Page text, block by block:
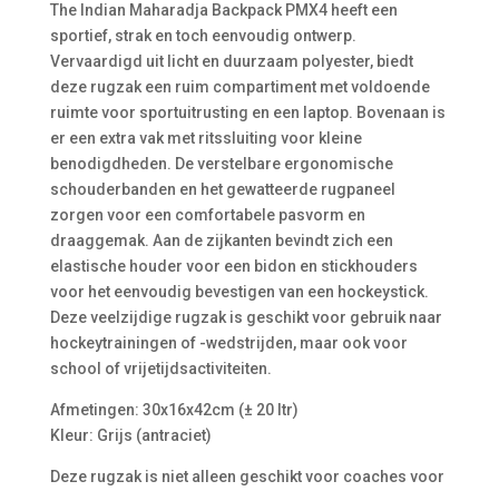
The Indian Maharadja Backpack PMX4 heeft een
sportief, strak en toch eenvoudig ontwerp.
Vervaardigd uit licht en duurzaam polyester, biedt
deze rugzak een ruim compartiment met voldoende
ruimte voor sportuitrusting en een laptop. Bovenaan is
er een extra vak met ritssluiting voor kleine
benodigdheden. De verstelbare ergonomische
schouderbanden en het gewatteerde rugpaneel
zorgen voor een comfortabele pasvorm en
draaggemak. Aan de zijkanten bevindt zich een
elastische houder voor een bidon en stickhouders
voor het eenvoudig bevestigen van een hockeystick.
Deze veelzijdige rugzak is geschikt voor gebruik naar
hockeytrainingen of -wedstrijden, maar ook voor
school of vrijetijdsactiviteiten.
Afmetingen: 30x16x42cm (± 20 ltr)
Kleur: Grijs (antraciet)
Deze rugzak is niet alleen geschikt voor coaches voor